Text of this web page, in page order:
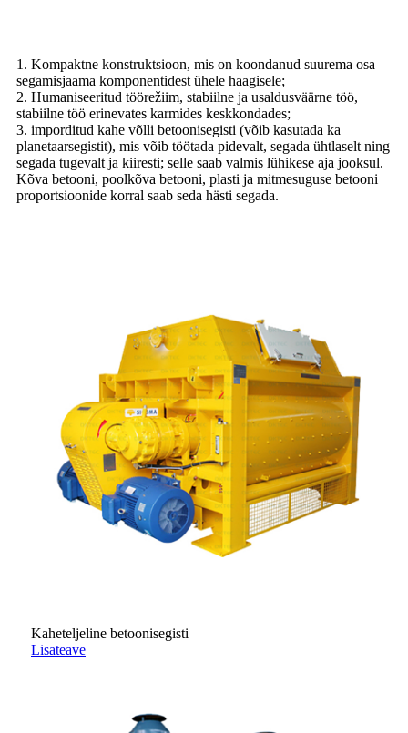
1. Kompaktne konstruktsioon, mis on koondanud suurema osa
segamisjaama komponentidest ühele haagisele;
2. Humaniseeritud töörežiim, stabiilne ja usaldusväärne töö,
stabiilne töö erinevates karmides keskkondades;
3. imporditud kahe võlli betoonisegisti (võib kasutada ka
planetaarsegistit), mis võib töötada pidevalt, segada ühtlaselt ning
segada tugevalt ja kiiresti; selle saab valmis lühikese aja jooksul.
Kõva betooni, poolkõva betooni, plasti ja mitmesuguse betooni
proportsioonide korral saab seda hästi segada.
Kaheteljeline betoonisegisti
Lisateave